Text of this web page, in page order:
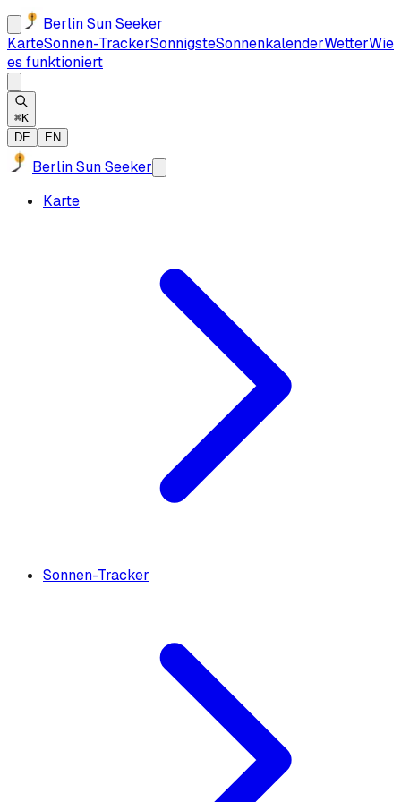
Berlin Sun Seeker
KarteSonnen-TrackerSonnigsteSonnenkalenderWetterWie
es funktioniert
⌘K
DE
EN
Berlin Sun Seeker
Karte
Sonnen-Tracker